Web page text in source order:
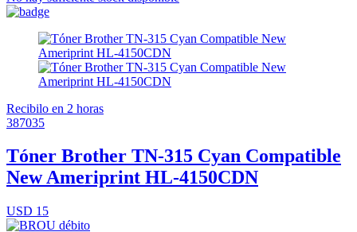
Recibilo en 2 horas
387035
Tóner Brother TN-315 Cyan Compatible
New Ameriprint HL-4150CDN
USD 15